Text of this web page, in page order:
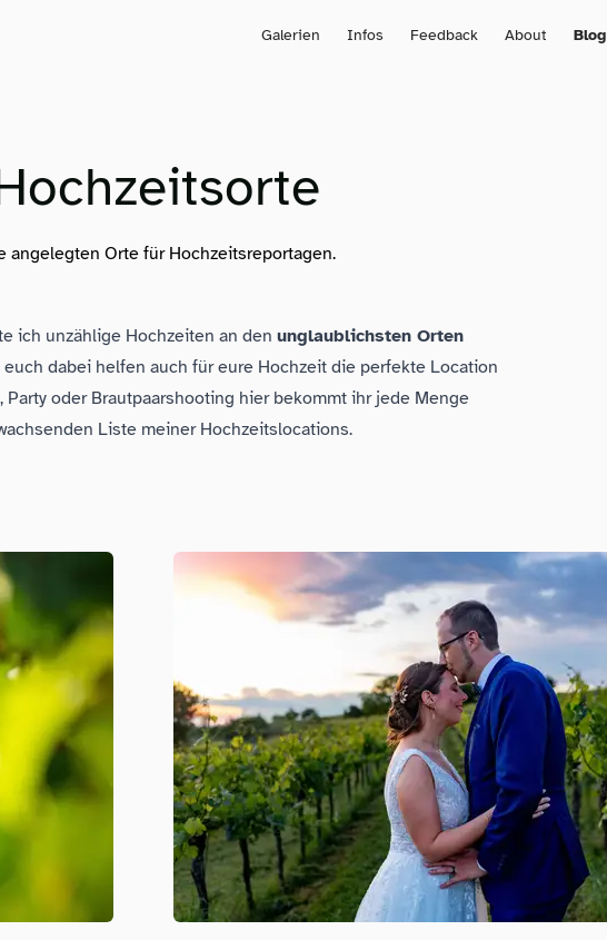
Galerien Infos Feedback About Blog
Folge dem Fotografen auf Instagram
Folge dem Fotografen auf TikTok
Videos des Fotografen auf YouTube
angelegten Orte für Hochzeitsreportagen.
ich unzählige Hochzeiten an den unglaublichsten Orten
dabei helfen auch für eure Hochzeit die perfekte Location
Party oder Brautpaarshooting hier bekommt ihr jede Menge
Liste meiner Hochzeitslocations.